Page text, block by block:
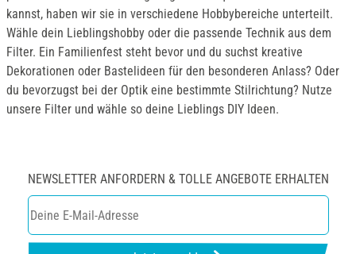
kannst, haben wir sie in verschiedene Hobbybereiche unterteilt.
Wähle dein Lieblingshobby oder die passende Technik aus dem
Filter. Ein Familienfest steht bevor und du suchst kreative
Dekorationen oder Bastelideen für den besonderen Anlass? Oder
du bevorzugst bei der Optik eine bestimmte Stilrichtung? Nutze
unsere Filter und wähle so deine Lieblings DIY Ideen.
NEWSLETTER ANFORDERN & TOLLE ANGEBOTE ERHALTEN